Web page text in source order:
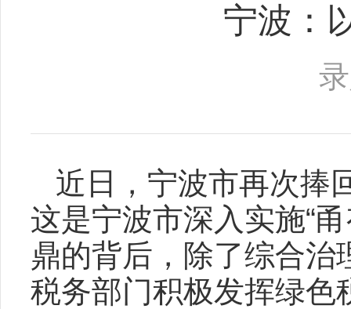
宁波：
近日，宁波市再次捧
这是宁波市深入实施“
鼎的背后，除了综合
税务部门积极发挥绿色